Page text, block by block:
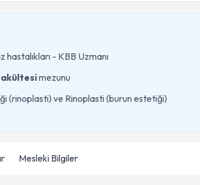
hastalıkları - KBB Uzmanı
mezunu
(rinoplasti) ve Rinoplasti (burun estetiği)
Mesleki Bilgiler